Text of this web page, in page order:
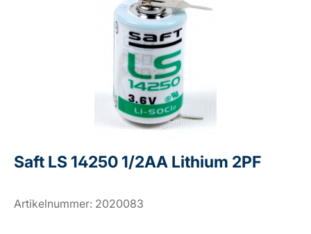
Saft LS 14250 1/2AA Lithium 2PF
Artikelnummer: 2020083